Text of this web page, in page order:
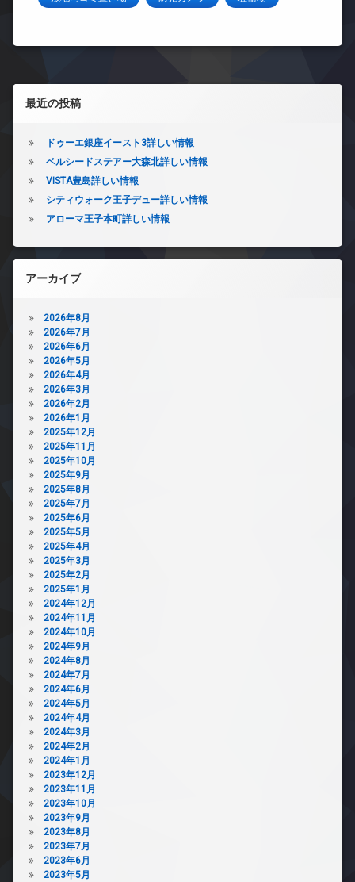
左サイドバー
最近の投稿
ドゥーエ銀座イースト3詳しい情報
ベルシードステアー大森北詳しい情報
VISTA豊島詳しい情報
シティウォーク王子デュー詳しい情報
アローマ王子本町詳しい情報
アーカイブ
2026年8月
2026年7月
2026年6月
2026年5月
2026年4月
2026年3月
2026年2月
2026年1月
2025年12月
2025年11月
2025年10月
2025年9月
2025年8月
2025年7月
2025年6月
2025年5月
2025年4月
2025年3月
2025年2月
2025年1月
2024年12月
2024年11月
2024年10月
2024年9月
2024年8月
2024年7月
2024年6月
2024年5月
2024年4月
2024年3月
2024年2月
2024年1月
2023年12月
2023年11月
2023年10月
2023年9月
2023年8月
2023年7月
2023年6月
2023年5月